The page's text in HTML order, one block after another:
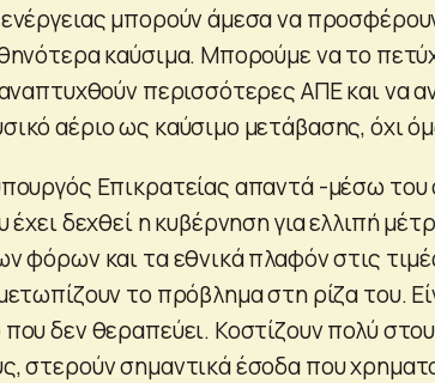
μπορούν άμεσα να
καύσιμα. Μπορούμε να το
περισσότερες ΑΠΕ και να
αέριο ως καύσιμο μετάβασης, όχι
Επικρατείας απαντά -μέσω του
έχει δεχθεί η κυβέρνηση για ελλιπή
φόρων και τα εθνικά πλαφόν στις
το πρόβλημα στη ρίζα του.
δεν θεραπεύει. Κοστίζουν πολύ
στερούν σημαντικά έσοδα που